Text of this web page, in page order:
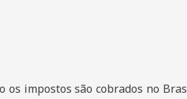
impostos são cobrados no